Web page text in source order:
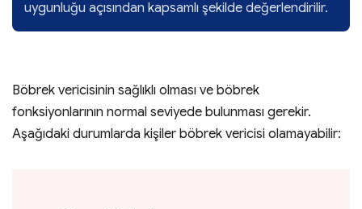
uygunluğu açısından kapsamlı şekilde değerlendirilir.
Böbrek vericisinin sağlıklı olması ve böbrek
fonksiyonlarının normal seviyede bulunması gerekir.
Aşağıdaki durumlarda kişiler böbrek vericisi olamayabilir: